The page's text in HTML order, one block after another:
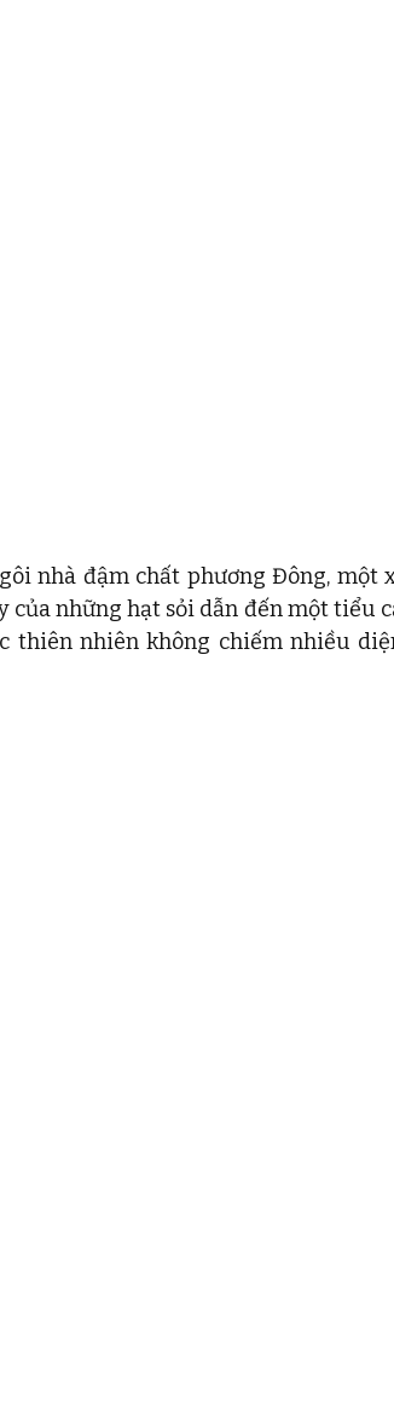
nhà đậm chất phương Đông, một
của những hạt sỏi dẫn đến một tiểu
thiên nhiên không chiếm nhiều